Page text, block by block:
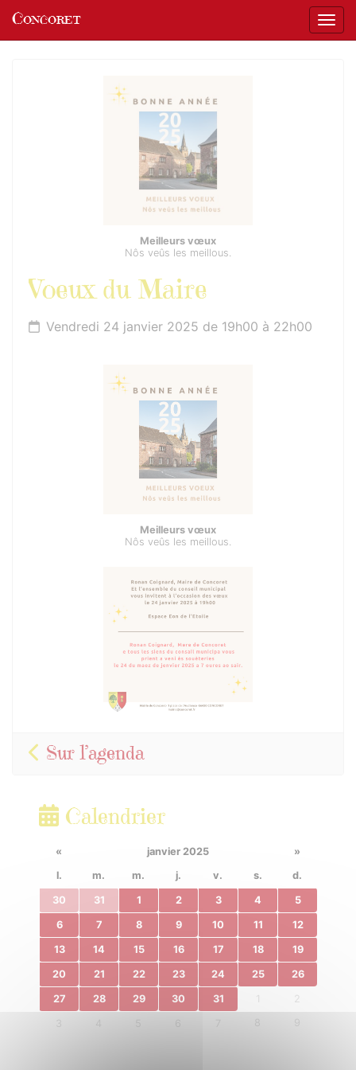
Concoret
Meilleurs vœux
Nôs veûs les meillous.
Voeux du Maire
Vendredi 24 janvier 2025 de 19h00 à 22h00
Meilleurs vœux
Nôs veûs les meillous.
Sur l’agenda
Calendrier
« janvier 2025
»
l.
m. m. j. v. s. d.
30 31 1 2 3 4 5
6 7 8 9 10 11 12
13 14 15 16 17 18 19
20 21 22 23 24 25 26
27 28 29 30 31 1 2
4 6 7 8 9
Panneau de gestion des cookies